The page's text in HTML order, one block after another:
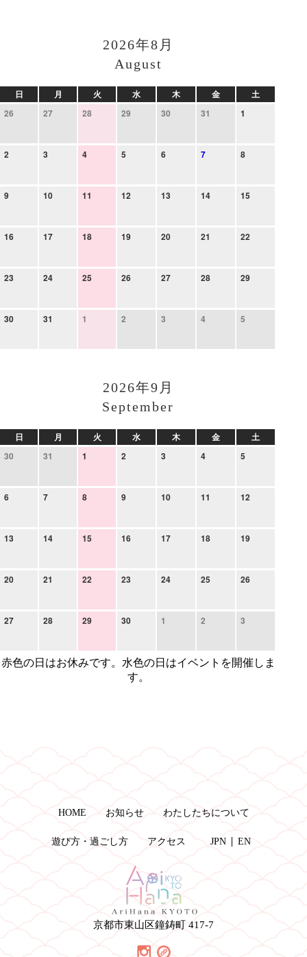
2026年8月
August
日 月 火 水 木 金
土
26
27 28 29 30 31 1
2 3 4 5 6 7 8
9 10 11 12 13 14 15
16 17 18 19 20 21 22
23 24 25 26 27 28 29
30 31 1 2 3 4 5
2026年9月
September
日 月 火 水 木 金
土
30
31 1 2 3 4 5
6 7 8 9 10 11 12
13 14 15 16 17 18 19
20 21 22 23 24 25 26
27 28 29 30 1 2 3
赤色の日はお休みです。水色の日はイベントを開催しま
す。
HOME お知らせ わたしたちについて
遊び方・過ごし方 アクセス JPN EN
京都市東山区鐘鋳町 417-7